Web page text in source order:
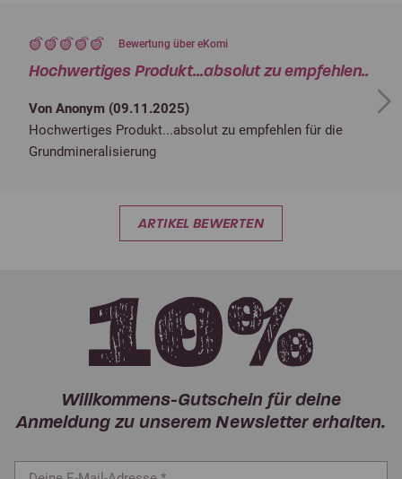
Bewertung über eKomi
Hochwertiges Produkt...absolut zu empfehlen..
Von Anonym (09.11.2025)
Hochwertiges Produkt...absolut zu empfehlen für die
Grundmineralisierung
Next
ARTIKEL BEWERTEN
Willkommens-Gutschein für deine
Anmeldung zu unserem Newsletter erhalten.